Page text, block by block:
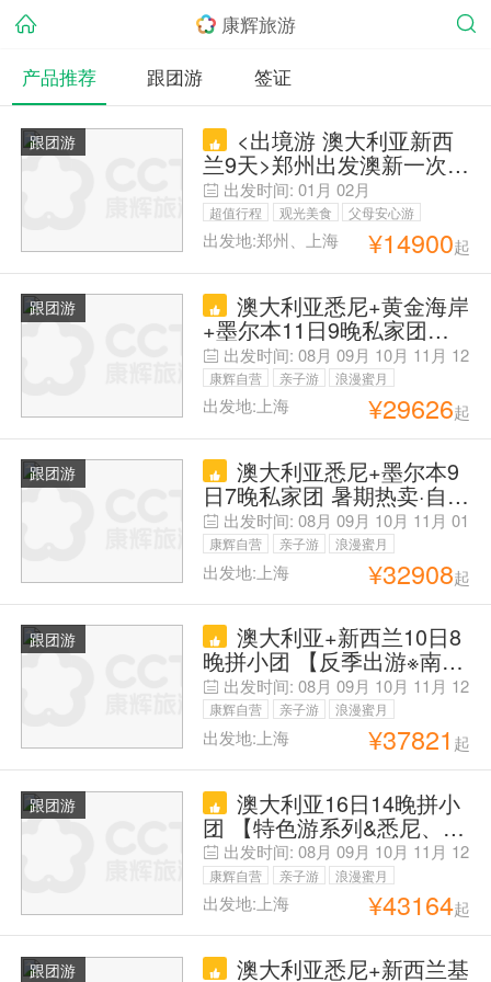
康辉旅游
产品推荐
跟团游 签证
跟团游 <出境游 澳大利亚新西
兰9天>郑州出发澳新一次游
两国；悉尼/墨尔本/奥克兰/
罗托鲁瓦，悉尼、新金山各
一天自由活动，随心搭配
出发时间: 01月 02月
超值行程 观光美食
父母安心游
亲子游
康辉自营 毕业季旅行
出发地:郑州、上海 ¥14900起
跟团游 澳大利亚悉尼+黄金海岸
+墨尔本11日9晚私家团
【早鸟优选·暑期&国庆畅享
亲子圣地 反季出游】【私
人管家-专属用车】【壮阔
大洋路·黄金海岸4大乐园/拜
伦湾多样景点等你选】歌剧
院+蓝山+十二门徒+可伦宾
动物园
出发时间: 08月 09月 10月 11月 12
月01月
康辉自营 亲子游
浪漫蜜月
父母安心游
出发地:上海 ¥29626起
跟团游 澳大利亚悉尼+墨尔本9
日7晚私家团 暑期热卖·自营
精品「行程可调+免费定制·
至高/单」 |企鹅归巢+蒸汽
火车+蓝山缆车无线乘坐
+皇家植物园+悉尼歌剧院
〓咨询客服免服务费代办签
证
出发时间: 08月 09月 10月 11月 01
月02月
康辉自营 亲子游
浪漫蜜月
父母安心游
出发地:上海 ¥32908起
跟团游 澳大利亚+新西兰10日8
晚拼小团 【反季出游※南半
球夏趣！2人起订|6人封顶>
代办签证+精选酒店+4人升
级埃尔法商务车】观鲸游
船/悉尼歌剧院+蓝山公园
+约翰山+孤独之树+箭镇
+三文鱼农场+库克山国家
公园|皇后镇
出发时间: 08月 09月 10月 11月 12
月01月
康辉自营 亲子游
浪漫蜜月
父母安心游
出发地:上海 ¥37821 起
跟团游 澳大利亚16日14晚拼小
团 【特色游系列&悉尼、堪
培拉、墨尔本、阿德莱德、
艾丽丝泉】【代办签证+拒
签赔付】『私家专车+中文
服务』【航班酒店可选+行
程可定制+可升级商务舱】
波尔菲尔德过国家公园+维
出发时间: 08月 09月 10月 11月 12
月01月
康辉自营 亲子游
浪漫蜜月
父母安心游
出发地:上海 ¥43164起
跟团游 澳大利亚悉尼+新西兰基